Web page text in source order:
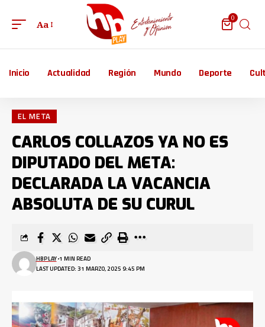
Aa
0
Inicio Actualidad Región Mundo Deporte
EL META
CARLOS COLLAZOS YA NO ES
DIPUTADO DEL META:
DECLARADA LA VACANCIA
ABSOLUTA DE SU CURUL
LAST UPDATED: 31 MARZO, 2025 9:45 PM
HBPLAY 1 MIN READ